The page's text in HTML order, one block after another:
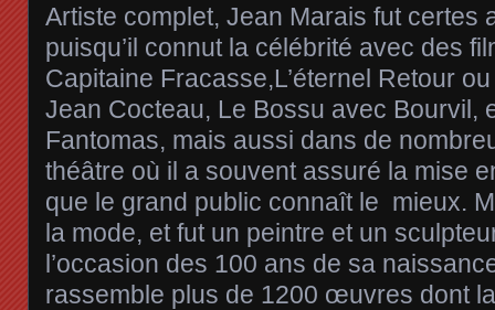
Artiste complet, Jean Marais fut certes
puisqu’il connut la célébrité avec des
Capitaine Fracasse,L’éternel Retour
Jean Cocteau, Le Bossu avec Bourvil,
Fantomas, mais aussi dans de
théâtre où il a souvent assuré la mise
que le grand public connaît le mieux.
la mode, et fut un peintre et un
l’occasion des 100 ans de sa
rassemble plus de 1200 œuvres dont